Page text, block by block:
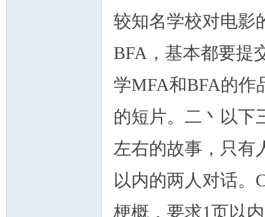
较知名学校对电影
BFA，基本都要提
学MFA和BFA的作
的短片。二丶以下
左右的故事，只有
以内的两人对话。
梗概，要求1页以